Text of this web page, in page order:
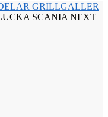
GRILLGALLER
SCANIA NEXT